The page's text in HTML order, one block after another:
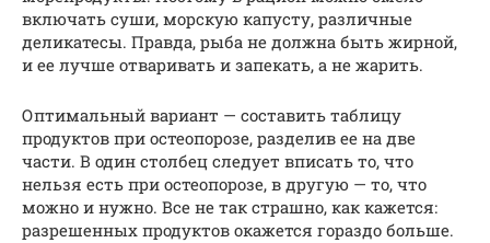
включать суши, морскую капусту, различные
деликатесы. Правда, рыба не должна быть жирной,
и ее лучше отваривать и запекать, а не жарить.
Оптимальный вариант — составить таблицу
продуктов при остеопорозе, разделив ее на две
части. В один столбец следует вписать то, что
нельзя есть при остеопорозе, в другую — то, что
можно и нужно. Все не так страшно, как кажется:
разрешенных продуктов окажется гораздо больше.